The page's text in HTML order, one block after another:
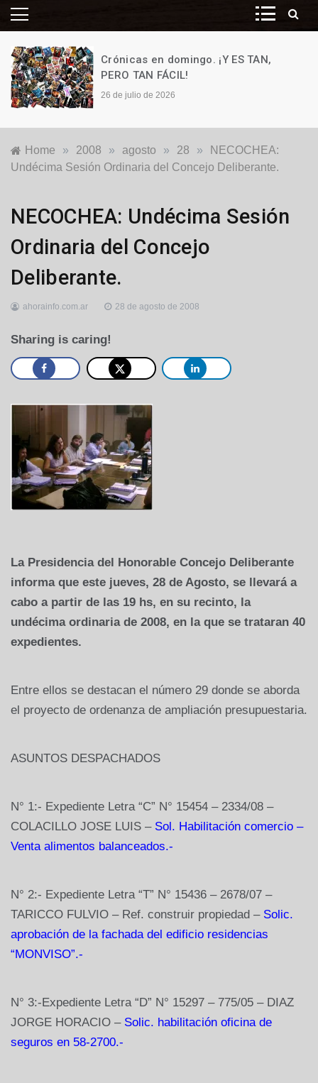
Crónicas en domingo. ¡Y ES TAN,
PERO TAN FÁCIL!
26 de julio de 2026
Home » 2008 » agosto » 28 »
NECOCHEA:
Undécima Sesión Ordinaria del Concejo Deliberante.
Locales
NECOCHEA: Undécima Sesión
Ordinaria del Concejo
Deliberante.
ahorainfo.com.ar 28 de agosto de 2008
Sharing is caring!
La Presidenciadel Honorable Concejo Deliberante
informa que este jueves, 28 de Agosto, se llevará a
cabo a partir de las 19 hs, en su recinto, la
undécima ordinaria de 2008, en la que se trataran 40
expedientes.
Entre ellos se destacan el número 29 donde se aborda
el proyecto de ordenanza de ampliación presupuestaria.
ASUNTOS DESPACHADOS
N° 1:- Expediente Letra “C” N° 15454 – 2334/08 –
COLACILLO JOSE LUIS – Sol. Habilitación comercio –
Venta alimentos balanceados.-
N° 2:- Expediente Letra “T” N° 15436 – 2678/07 –
TARICCO FULVIO – Ref. construir propiedad – Solic.
aprobación de la fachada del edificio residencias
“MONVISO”.-
N° 3:-Expediente Letra “D” N° 15297 – 775/05 – DIAZ
JORGE HORACIO – Solic. habilitación oficina de
seguros en 58-2700.-